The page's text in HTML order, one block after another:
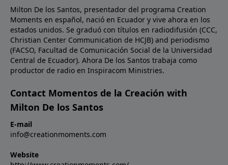
Milton De los Santos, presentador del programa Creation
Moments en español, nació en Ecuador y vive ahora en los
estados unidos. Se graduó con títulos en radiodifusión (CCC,
Christian Center Communication de HCJB) and periodismo
(FACSO, Facultad de Comunicación Social de la Universidad
Central de Ecuador). Ahora De los Santos trabaja como
productor de radio en Inspiracom Ministries.
Contact Momentos de la Creación with
Milton De los Santos
E-mail
info@creationmoments.com
Website